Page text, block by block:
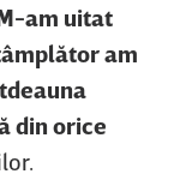
am uitat
am
din orice